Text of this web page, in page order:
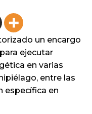
un encargo
ejecutar
en varias
entre las
específica en